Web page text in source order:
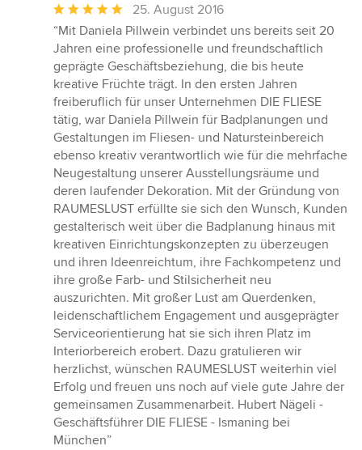
Durchschnittliche
Bewertung:
5
von
5
Sternen
25. August 2016
“Mit Daniela Pillwein verbindet uns bereits seit 20
Jahren eine professionelle und freundschaftlich
geprägte Geschäftsbeziehung, die bis heute
kreative Früchte trägt. In den ersten Jahren
freiberuflich für unser Unternehmen DIE FLIESE
tätig, war Daniela Pillwein für Badplanungen und
Gestaltungen im Fliesen- und Natursteinbereich
ebenso kreativ verantwortlich wie für die mehrfache
Neugestaltung unserer Ausstellungsräume und
deren laufender Dekoration. Mit der Gründung von
RAUMESLUST erfüllte sie sich den Wunsch, Kunden
gestalterisch weit über die Badplanung hinaus mit
kreativen Einrichtungskonzepten zu überzeugen
und ihren Ideenreichtum, ihre Fachkompetenz und
ihre große Farb- und Stilsicherheit neu
auszurichten. Mit großer Lust am Querdenken,
leidenschaftlichem Engagement und ausgeprägter
Serviceorientierung hat sie sich ihren Platz im
Interiorbereich erobert. Dazu gratulieren wir
herzlichst, wünschen RAUMESLUST weiterhin viel
Erfolg und freuen uns noch auf viele gute Jahre der
gemeinsamen Zusammenarbeit. Hubert Nägeli -
Geschäftsführer DIE FLIESE - Ismaning bei
München”